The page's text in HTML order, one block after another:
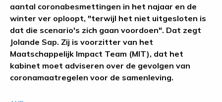
aantal coronabesmettingen in het najaar en de
winter ver oploopt, "terwijl het niet uitgesloten is
dat die scenario's zich gaan voordoen". Dat zegt
Jolande Sap. Zij is voorzitter van het
Maatschappelijk Impact Team (MIT), dat het
kabinet moet adviseren over de gevolgen van
coronamaatregelen voor de samenleving.